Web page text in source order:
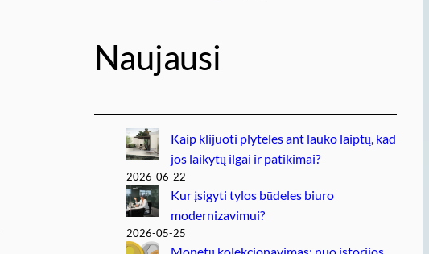
Naujausi
Kaip klijuoti plyteles ant lauko laiptų, kad
jos laikytų ilgai ir patikimai?
2026-06-22
Kur įsigyti tylos būdeles biuro
modernizavimui?
2026-05-25